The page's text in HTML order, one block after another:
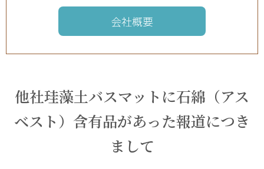
会社概要
他社珪藻土バスマットに石綿（アス
ベスト）含有品があった報道につき
まして